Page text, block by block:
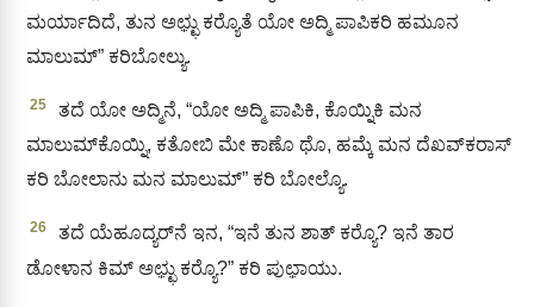
ಮರ್ಯಾದಿದೆ, ತುನ ಅಛ್ಛು಼ ಕರ‍್ಯೊತೆ ಯೋ ಅದ್ಮಿ ಪಾಪಿಕರಿ ಹಮೂನ
ಮಾಲುಮ್‌” ಕರಿಬೋಲ್ಯು.
25
ತದೆ ಯೋ ಅದ್ಮಿನೆ, “ಯೋ ಅದ್ಮಿ ಪಾಪಿಕಿ, ಕೊಯ್ನಿಕಿ ಮನ
ಮಾಲುಮ್‌ಕೊಯ್ನಿ, ಕತೋಬಿ ಮೇ ಕಾಣೊ ಥೊ, ಹಮ್ಕೆ ಮನ ದೆಖವ್‌ಕರಾಸ್‌
ಕರಿ ಬೋಲಾನು ಮನ ಮಾಲುಮ್‌” ಕರಿ ಬೋಲ್ಯೊ.
26
ತದೆ ಯೆಹೂದ್ಯರ್‌ನೆ ಇನ, “ಇನೆ ತುನ ಶಾತ್‌ ಕರ‍್ಯೊ? ಇನೆ ತಾರ
ಡೋಳಾನ ಕಿಮ್ ಅಛ್ಛು಼ ಕರ‍್ಯೊ?” ಕರಿ ಪುಛಾ಼ಯು.